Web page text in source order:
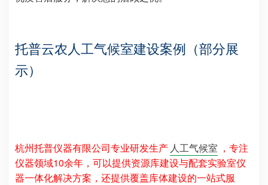
托普云农人工气候室建设案例 （部分展
示）
杭州托普仪器有限公司专业研发生产 人工气候室 ， 专注
仪器领域10余年，可以提供资源库建设与配套实验室仪
器一体化解决方案，还提供覆盖库体建设的一站式服